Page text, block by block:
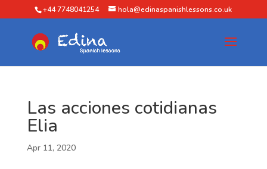
+44 7748041254 hola@edinaspanishlessons.co.uk
Las acciones cotidianas
Elia
Apr 11, 2020